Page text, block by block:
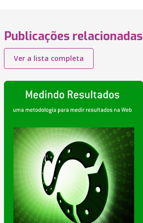
Publicações relacionadas
Ver a lista completa